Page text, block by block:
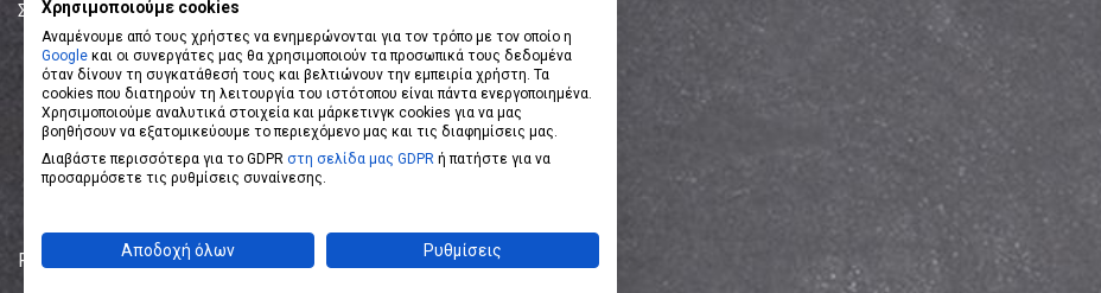
Σάββατο: 08:00 – 14:00
Powered by eShopKeyDesigned by Koolmetrix
Χρησιμοποιούμε cookies
Αναμένουμε από τους χρήστες να ενημερώνονται για τον τρόπο με τον οποίο η
Google και οι συνεργάτες μας θα χρησιμοποιούν τα προσωπικά τους δεδομένα
όταν δίνουν τη συγκατάθεσή τους και βελτιώνουν την εμπειρία χρήστη. Τα
cookies που διατηρούν τη λειτουργία του ιστότοπου είναι πάντα ενεργοποιημένα.
Χρησιμοποιούμε αναλυτικά στοιχεία και μάρκετινγκ cookies για να μας
βοηθήσουν να εξατομικεύουμε το περιεχόμενο μας και τις διαφημίσεις μας.
Διαβάστε περισσότερα για το GDPR στη σελίδα μας GDPR ή πατήστε για να
προσαρμόσετε τις ρυθμίσεις συναίνεσης.
Αποδοχή όλων Ρυθμίσεις